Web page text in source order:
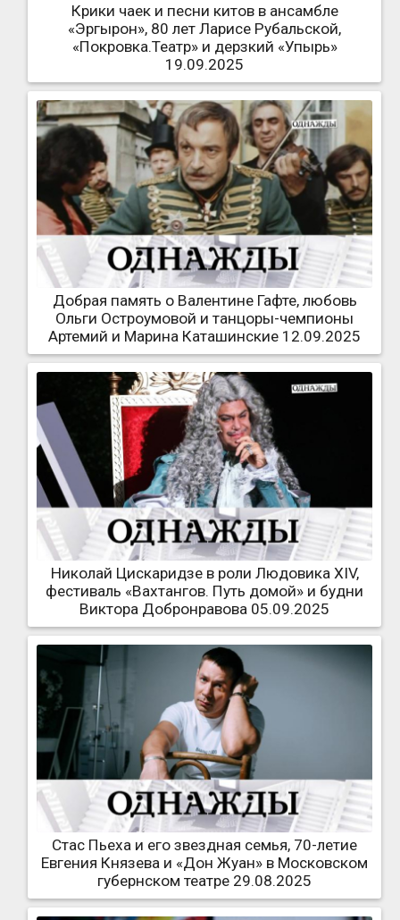
Крики чаек и песни китов в ансамбле
«Эргырон», 80 лет Ларисе Рубальской,
«Покровка.Театр» и дерзкий «Упырь»
19.09.2025
Добрая память о Валентине Гафте, любовь
Ольги Остроумовой и танцоры-чемпионы
Артемий и Марина Каташинские 12.09.2025
Николай Цискаридзе в роли Людовика XIV,
фестиваль «Вахтангов. Путь домой» и будни
Виктора Добронравова 05.09.2025
Стас Пьеха и его звездная семья, 70-летие
Евгения Князева и «Дон Жуан» в Московском
губернском театре 29.08.2025